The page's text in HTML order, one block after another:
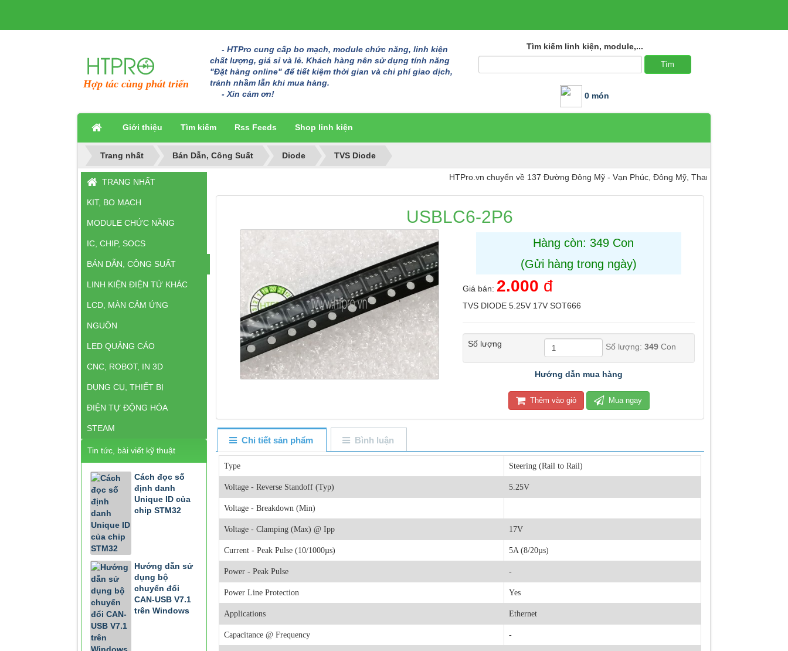
Hợp tác cùng phát triển
- HTPro cung cấp bo mạch, module chức năng, linh kiện
chất lượng, giá sỉ và lẻ. Khách hàng nên sử dụng tính năng
"Đặt hàng online" để tiết kiệm thời gian và chi phí giao dịch,
tránh nhầm lẫn khi mua hàng.
- Xin cảm ơn!
Tìm kiếm linh kiện, module,...
0 món
Giới thiệu Tìm kiếm Rss Feeds Shop linh kiện
Trang nhất Bán Dẫn, Công Suất Diode TVS Diode
HTPro.vn chuyển về 137 Đường Đông Mỹ - Vạn Phúc, Đông Mỹ, Thanh Trì, Hà Nội.
USBLC6-2P6
Hàng còn: 349 Con
(Gửi hàng trong ngày)
Giá bán: 2.000 đ
TVS DIODE 5.25V 17V SOT666
Số lượng Số lượng: 349Con
Hướng dẫn mua hàng
Thêm vào giỏ Mua ngay
Chi tiết sản phẩm Bình luận
Type Steering (Rail to Rail)
Voltage - Reverse Standoff (Typ) 5.25V
Voltage - Breakdown (Min)
Voltage - Clamping (Max) @ Ipp 17V
Current - Peak Pulse (10/1000µs) 5A (8/20µs)
Power - Peak Pulse -
Power Line Protection Yes
Applications Ethernet
Capacitance @ Frequency -
TRANG NHẤT
KIT, BO MẠCH
MODULE CHỨC NĂNG
IC, CHIP, SOCS
BÁN DẪN, CÔNG SUẤT
LINH KIỆN ĐIỆN TỬ KHÁC
LCD, MÀN CẢM ỨNG
NGUỒN
LED QUẢNG CÁO
CNC, ROBOT, IN 3D
DỤNG CỤ, THIẾT BỊ
ĐIỆN TỰ ĐỘNG HÓA
STEAM
Tin tức, bài viết kỹ thuật
Cách đọc số
định danh
Unique ID của
chip STM32
Hướng dẫn sử
dụng bộ
chuyển đổi
CAN-USB V7.1
trên Windows